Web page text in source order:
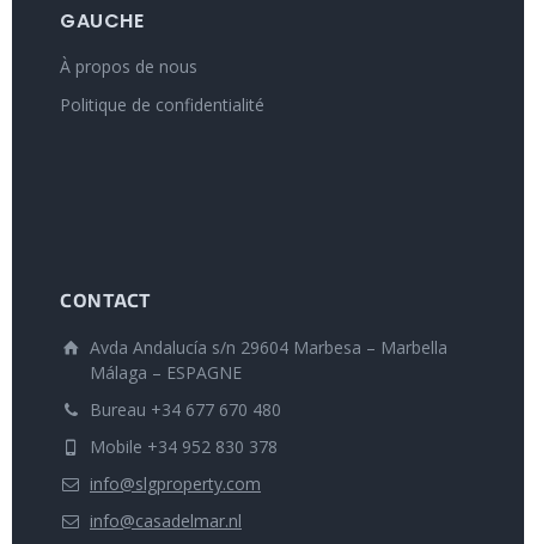
GAUCHE
À propos de nous
Politique de confidentialité
CONTACT
Avda Andalucía s/n 29604 Marbesa – Marbella
Málaga – ESPAGNE
Bureau +34 677 670 480
Mobile +34 952 830 378
info@slgproperty.com
info@casadelmar.nl